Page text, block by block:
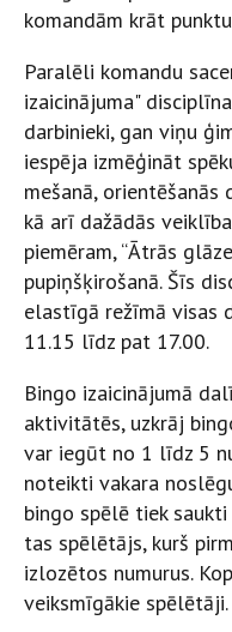
komandām krāt
Paralēli komandu
izaicinājuma"
darbinieki, gan viņu
iespēja izmēģināt
mešanā,
kā arī dažādās
piemēram, “Ātrās
pupiņšķirošanā. Šīs
elastīgā režīmā visas
11.15 līdz pat 17.00.
Bingo izaicinājumā
aktivitātēs, uzkrāj
var iegūt no 1 līdz 5
noteikti vakara
bingo spēlē tiek
tas spēlētājs, kurš
izlozētos numurus.
veiksmīgākie spēlētāji.